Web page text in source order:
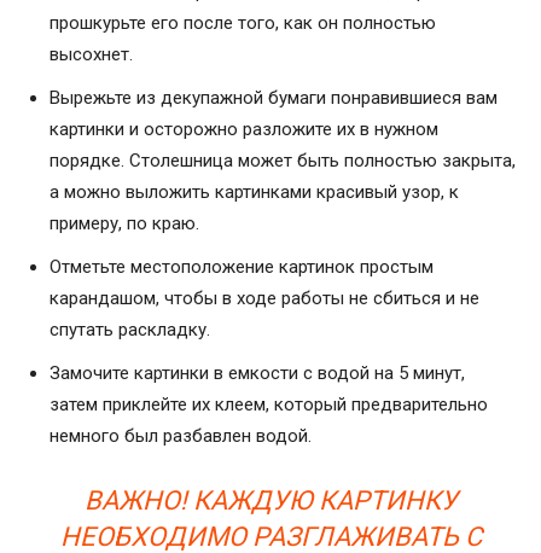
прошкурьте его после того, как он полностью
высохнет.
Вырежьте из декупажной бумаги понравившиеся вам
картинки и осторожно разложите их в нужном
порядке. Столешница может быть полностью закрыта,
а можно выложить картинками красивый узор, к
примеру, по краю.
Отметьте местоположение картинок простым
карандашом, чтобы в ходе работы не сбиться и не
спутать раскладку.
Замочите картинки в емкости с водой на 5 минут,
затем приклейте их клеем, который предварительно
немного был разбавлен водой.
ВАЖНО! КАЖДУЮ КАРТИНКУ
НЕОБХОДИМО РАЗГЛАЖИВАТЬ С